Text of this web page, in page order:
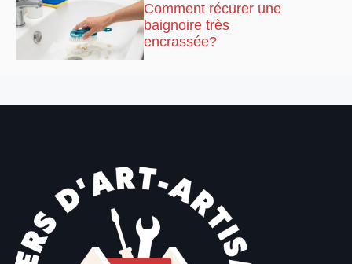
Comment récurer une
baignoire très
encrassée?